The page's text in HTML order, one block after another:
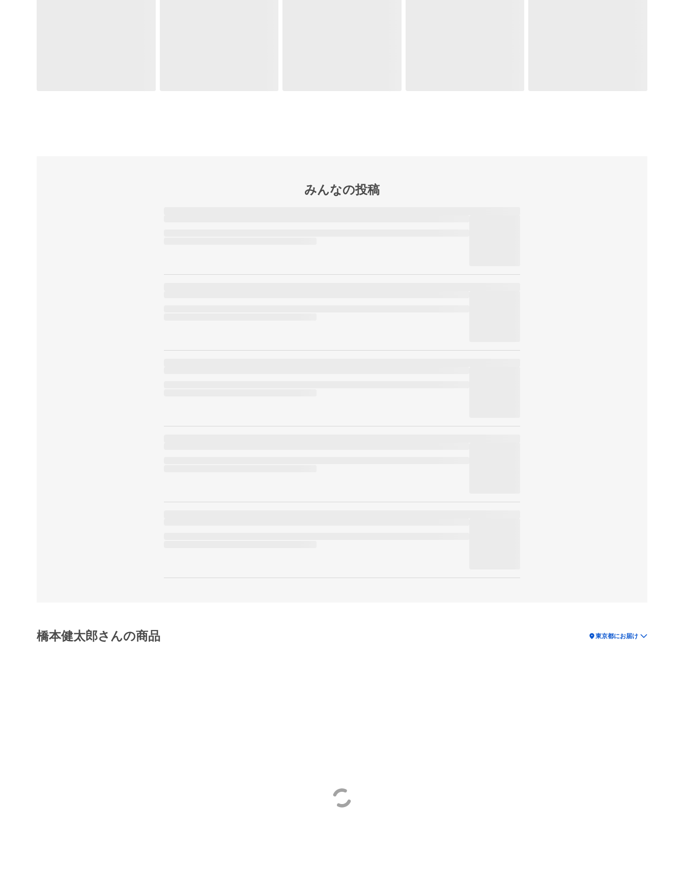
みんなの投稿
橋本健太郎さんの商品 location_on東京都にお届け